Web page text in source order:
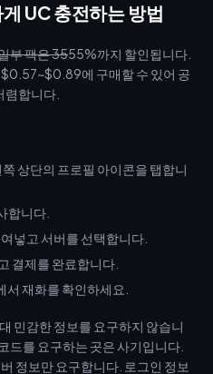
UC 충전하는 방법
부 팩은 3555%까지 할인됩니다.
에 구매할 수 있어 공
합니다.
상단의 프로필 아이콘을 탭합니
합니다.
넣고 서버를 선택합니다.
결제를 완료합니다.
서 재화를 확인하세요.
민감한 정보를 요구하지 않습니
드를 요구하는 곳은 사기입니다.
정보만 요구합니다. 로그인 정보